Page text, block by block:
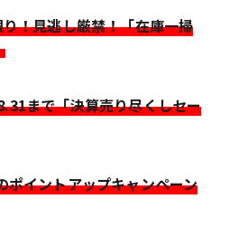
！見逃し厳禁！「在庫一掃
まで「決算売り尽くしセー
ポイントアップキャンペーン